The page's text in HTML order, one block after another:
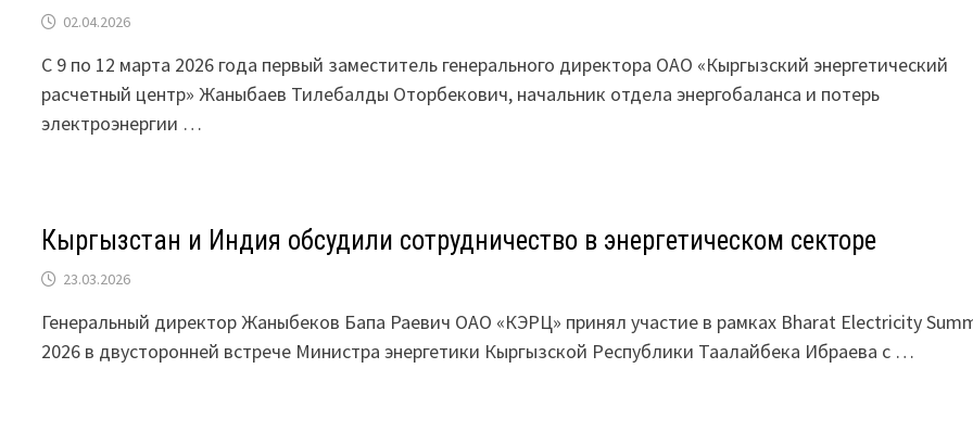
02.04.2026
С 9 по 12 марта 2026 года первый заместитель генерального директора ОАО «Кыргызский энергетический
расчетный центр» Жаныбаев Тилебалды Оторбекович, начальник отдела энергобаланса и потерь
электроэнергии …
Кыргызстан и Индия обсудили сотрудничество в энергетическом секторе
23.03.2026
Генеральный директор Жаныбеков Бапа Раевич ОАО «КЭРЦ» принял участие в рамках Bharat Electricity
2026 в двусторонней встрече Министра энергетики Кыргызской Республики Таалайбека Ибраева с …